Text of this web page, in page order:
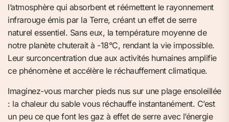
l’atmosphère qui absorbent et réémettent le rayonnement
infrarouge émis par la Terre, créant un effet de serre
naturel essentiel. Sans eux, la température moyenne de
notre planète chuterait à -18°C, rendant la vie impossible.
Leur surconcentration due aux activités humaines amplifie
ce phénomène et accélère le réchauffement climatique.
Imaginez-vous marcher pieds nus sur une plage ensoleillée
: la chaleur du sable vous réchauffe instantanément. C’est
un peu ce que font les gaz à effet de serre avec l’énergie